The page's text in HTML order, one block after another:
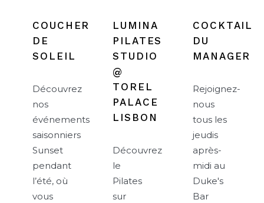
COUCHER
DE
SOLEIL
Découvrez
nos
événements
saisonniers
Sunset
pendant
l’été, où
vous
LUMINA
PILATES
STUDIO
@
TOREL
PALACE
LISBON
Découvrez
le
Pilates
sur
COCKTAIL
DU
MANAGER
Rejoignez-
nous
tous les
jeudis
après-
midi au
Duke's
Bar